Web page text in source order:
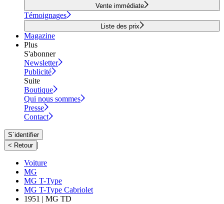
Vente immédiate
Témoignages
Liste des prix
Magazine
Plus
S'abonner
Newsletter
Publicité
Suite
Boutique
Qui nous sommes
Presse
Contact
S´identifier
< Retour |
Voiture
MG
MG T-Type
MG T-Type Cabriolet
1951 | MG TD